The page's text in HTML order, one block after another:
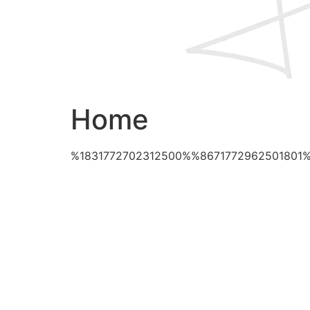
Home